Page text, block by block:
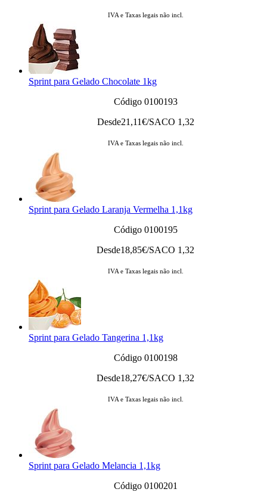
IVA e Taxas legais não incl.
Sprint para Gelado Chocolate 1kg
Código 0100193
Desde21,11€/SACO 1,32
IVA e Taxas legais não incl.
Sprint para Gelado Laranja Vermelha 1,1kg
Código 0100195
Desde18,85€/SACO 1,32
IVA e Taxas legais não incl.
Sprint para Gelado Tangerina 1,1kg
Código 0100198
Desde18,27€/SACO 1,32
IVA e Taxas legais não incl.
Sprint para Gelado Melancia 1,1kg
Código 0100201